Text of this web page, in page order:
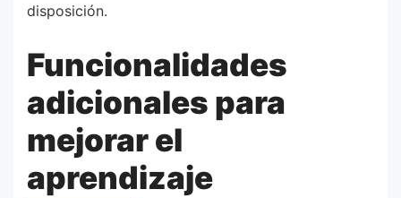
disposición.
Funcionalidades
adicionales para
mejorar el
aprendizaje